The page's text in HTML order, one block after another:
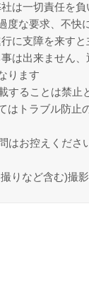
は一切責任を負
な要求、不
に支障を来す
は出来ません、
ります
することは禁止
トラブル防
はお控えくださ
りなど含む)撮